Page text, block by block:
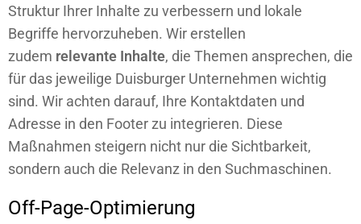
Struktur Ihrer Inhalte zu verbessern und lokale
Begriffe hervorzuheben. Wir erstellen
zudem relevante Inhalte, die Themen ansprechen, die
für das jeweilige Duisburger Unternehmen wichtig
sind. Wir achten darauf, Ihre Kontaktdaten und
Adresse in den Footer zu integrieren. Diese
Maßnahmen steigern nicht nur die Sichtbarkeit,
sondern auch die Relevanz in den Suchmaschinen.
Off-Page-Optimierung